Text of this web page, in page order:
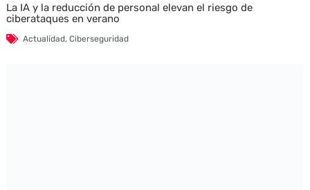
La IA y la reducción de personal elevan el riesgo de
ciberataques en verano
Actualidad, Ciberseguridad